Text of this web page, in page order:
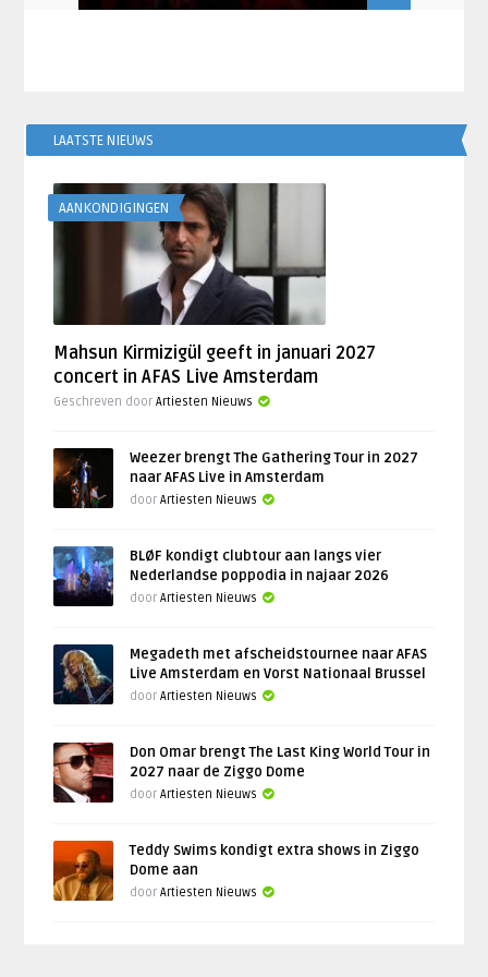
LAATSTE NIEUWS
AANKONDIGINGEN
Mahsun Kirmizigül geeft in januari 2027
concert in AFAS Live Amsterdam
Geschreven doorArtiesten Nieuws
Weezer brengt The Gathering Tour in 2027
naar AFAS Live in Amsterdam
doorArtiesten Nieuws
BLØF kondigt clubtour aan langs vier
Nederlandse poppodia in najaar 2026
doorArtiesten Nieuws
Megadeth met afscheidstournee naar AFAS
Live Amsterdam en Vorst Nationaal Brussel
doorArtiesten Nieuws
Don Omar brengt The Last King World Tour in
2027 naar de Ziggo Dome
doorArtiesten Nieuws
Teddy Swims kondigt extra shows in Ziggo
Dome aan
doorArtiesten Nieuws